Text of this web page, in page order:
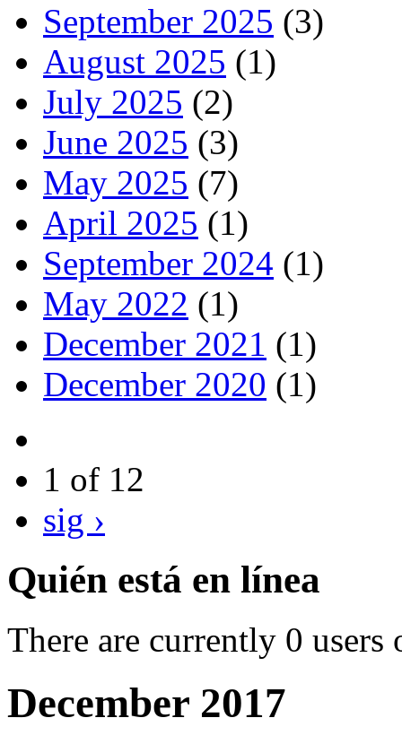
September 2025 (3)
August 2025 (1)
July 2025 (2)
June 2025 (3)
May 2025 (7)
April 2025 (1)
September 2024 (1)
May 2022 (1)
December 2021 (1)
December 2020 (1)
1 of 12
sig ›
Quién está en línea
There are currently 0 users
December 2017